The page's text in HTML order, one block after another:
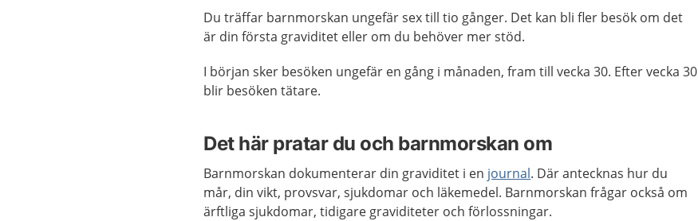
Du träffar barnmorskan ungefär sex till tio gånger. Det kan bli fler besök om det
är din första graviditet eller om du behöver mer stöd.
I början sker besöken ungefär en gång i månaden, fram till vecka 30. Efter vecka 30
blir besöken tätare.
Det här pratar du och barnmorskan om
Barnmorskan dokumenterar din graviditet i en journal. Där antecknas hur du
mår, din vikt, provsvar, sjukdomar och läkemedel. Barnmorskan frågar också om
ärftliga sjukdomar, tidigare graviditeter och förlossningar.